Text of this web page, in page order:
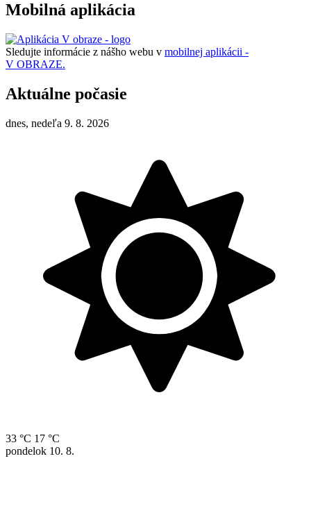
Mobilná aplikácia
Sledujte informácie z nášho webu v mobilnej aplikácii -
V OBRAZE.
Aktuálne počasie
dnes, nedeľa 9. 8. 2026
33 °C 17 °C
pondelok 10. 8.